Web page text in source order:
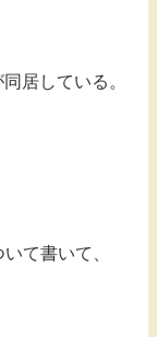
居している。
て書いて、